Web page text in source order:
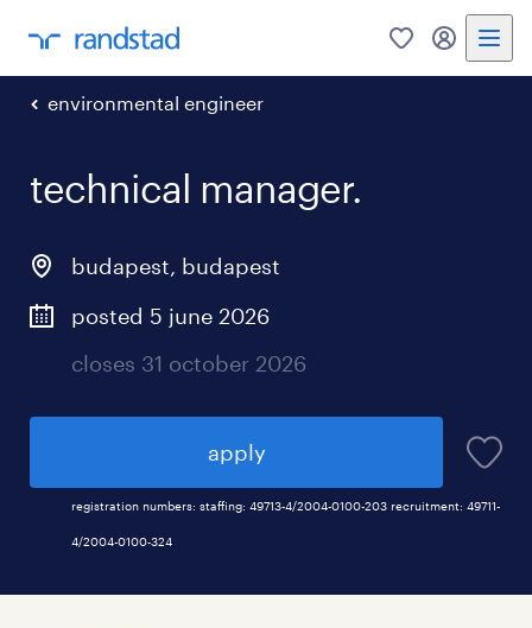
0 my
environmental engineer
technical manager.
budapest, budapest
posted 5 june 2026
closes 31 october 2026
apply
registration numbers: staffing: 49713-4/2004-0100-203 recruitment: 49711-
4/2004-0100-324